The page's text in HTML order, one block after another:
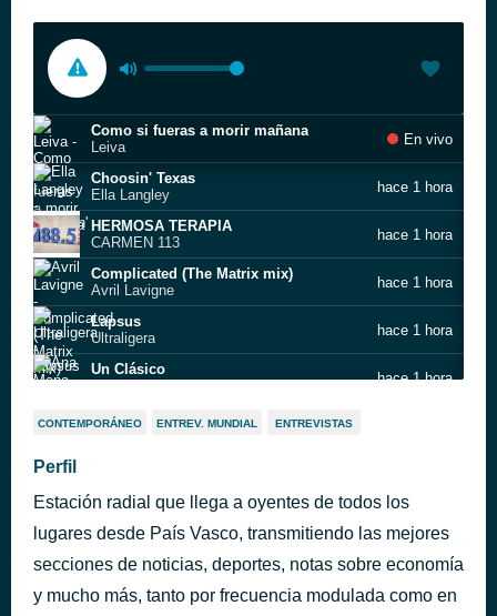
Como si fueras a morir mañana
Leiva
En vivo
Choosin' Texas
Ella Langley
hace 1 hora
HERMOSA TERAPIA
CARMEN 113
hace 1 hora
Complicated (The Matrix mix)
Avril Lavigne
hace 1 hora
Lapsus
Ultraligera
hace 1 hora
Un Clásico
hace 1 hora
The Time Of My Life
All I Wanna Do
Sheryl Crow
Espresso
Sabrina Carpenter
hace 2 horas
CONTEMPORÁNEO ENTREV. MUNDIAL ENTREVISTAS
Perfil
Estación radial que llega a oyentes de todos los
lugares desde País Vasco, transmitiendo las mejores
secciones de noticias, deportes, notas sobre economía
y mucho más, tanto por frecuencia modulada como en